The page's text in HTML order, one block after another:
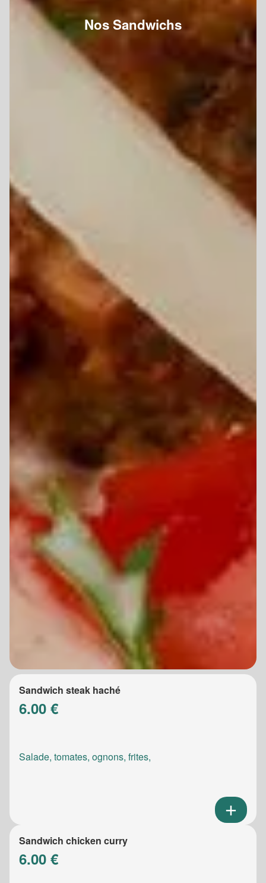
Nos Sandwichs
Sandwich steak haché
6.00 €
Salade, tomates, ognons, frites,
Sandwich chicken curry
6.00 €